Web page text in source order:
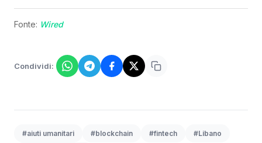
Fonte: Wired
Condividi:
#aiuti umanitari #blockchain #fintech #Libano